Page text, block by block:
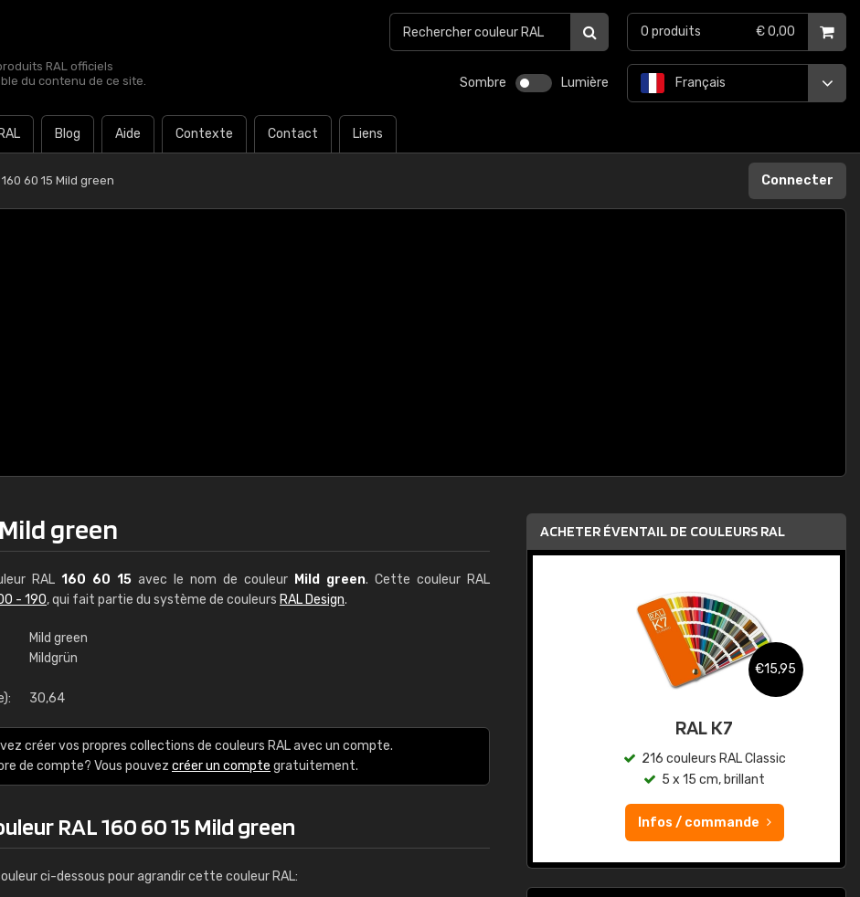
RAL officiels
du contenu de ce site.
Sombre Lumière
Blog Aide Contexte Contact Liens
Français
0 produits € 0,00
160 60 15 Mild green Connecter
green
RAL 160 60 15 avec le nom de couleur Mild green. Cette couleur RAL
- 190, qui fait partie du système de couleurs RAL Design.
Mild green
Mildgrün
30,64
créer vos propres collections de couleurs RAL avec un compte.
de compte? Vous pouvez créer un compte gratuitement.
RAL 160 60 15 Mild green
ci-dessous pour agrandir cette couleur RAL:
ACHETER ÉVENTAIL DE COULEURS RAL
RAL K7 à base d'eau
216 couleurs RAL Classic
€15,95
RAL K7
216 couleurs RAL Classic
5 x 15 cm, brillant
Infos / commande